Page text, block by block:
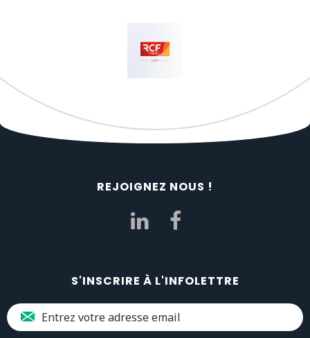
REJOIGNEZ NOUS !
S'INSCRIRE À L'INFOLETTRE